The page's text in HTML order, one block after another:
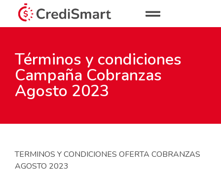
Términos y condiciones
Campaña Cobranzas
Agosto 2023
TERMINOS Y CONDICIONES OFERTA COBRANZAS
AGOSTO 2023